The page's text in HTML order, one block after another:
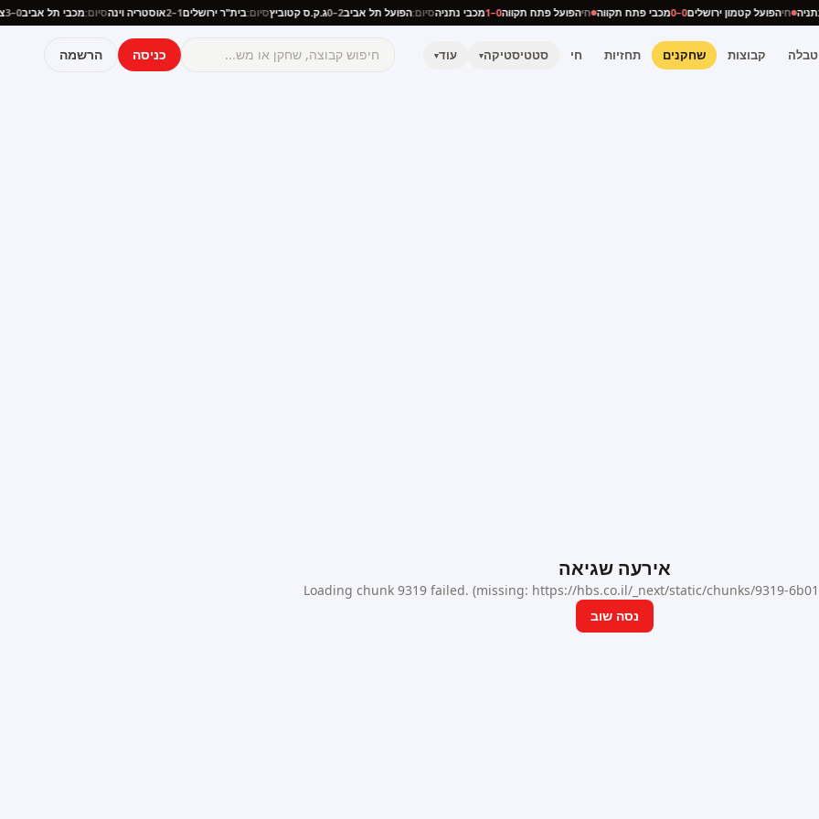
נתניה חיהפועל קטמון ירושלים0–0 מכבי פתח תקווה חיהפועל פתח תקווה0–1 מכבי נתניהסיום:הפועל תל אביב2–0 ג.ק.ס קטוביץסיום:בית"ר ירושלים1–2 אוסטריה וינהסיום:מכבי תל אביב0–3
טבלה קבוצות שחקנים תחזיות חי סטטיסטיקה▾ עוד▾ כניסה הרשמה
אירעה שגיאה
Loading chunk 9319 failed. (missing: https://hbs.co.il/_next/static/chunks/9319-
נסה שוב